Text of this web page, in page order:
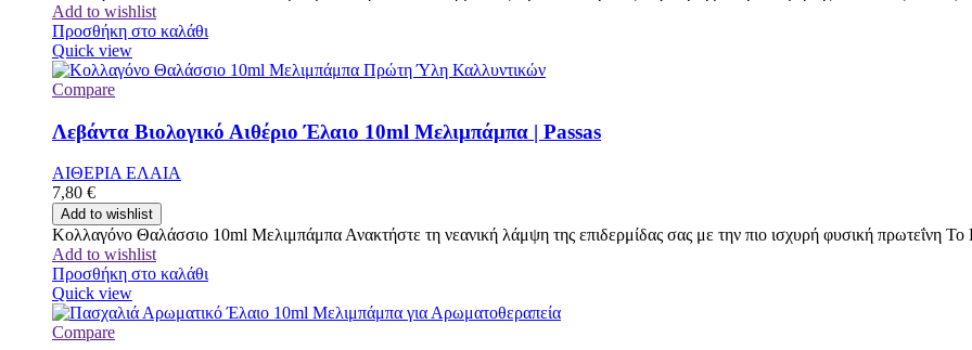
Add to wishlist
Προσθήκη στο καλάθι
Quick view
Compare
Λεβάντα Βιολογικό Αιθέριο Έλαιο 10ml Μελιμπάμπα | Passas
ΑΙΘΕΡΙΑ ΕΛΑΙΑ
7,80 €
Add to wishlist
Κολλαγόνο Θαλάσσιο 10ml Μελιμπάμπα Ανακτήστε τη νεανική λάμψη της επιδερμίδας σας με την πιο ισχυρή φυσική πρωτεΐνη
Add to wishlist
Προσθήκη στο καλάθι
Quick view
Compare